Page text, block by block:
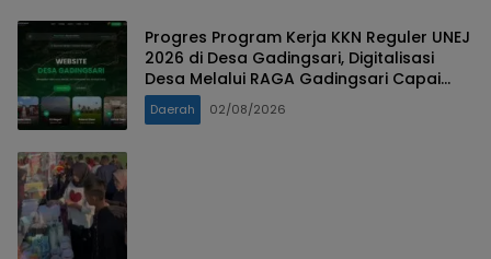
Progres Program Kerja KKN Reguler UNEJ
2026 di Desa Gadingsari, Digitalisasi
Desa Melalui RAGA Gadingsari Capai
98% Penyelesaian
Daerah 02/08/2026